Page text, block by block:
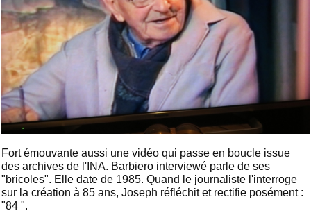
Fort émouvante aussi une vidéo qui passe en boucle issue
des archives de l'INA. Barbiero interviewé parle de ses
"bricoles". Elle date de 1985. Quand le journaliste l'interroge
sur la création à 85 ans, Joseph réfléchit et rectifie posément :
"84 ".